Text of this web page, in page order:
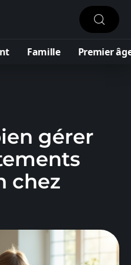
Famille Premier
gérer
chez